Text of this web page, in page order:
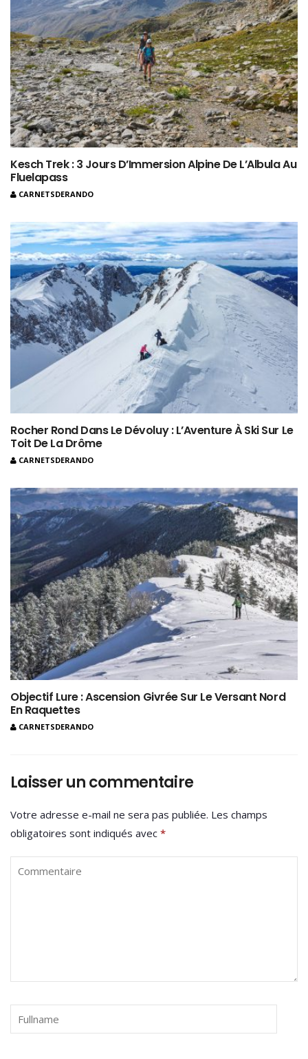
Kesch Trek : 3 Jours D’Immersion Alpine De L’Albula Au
Fluelapass
CARNETSDERANDO
Rocher Rond Dans Le Dévoluy : L’Aventure À Ski Sur Le
Toit De La Drôme
CARNETSDERANDO
Objectif Lure : Ascension Givrée Sur Le Versant Nord
En Raquettes
CARNETSDERANDO
Laisser un commentaire
Votre adresse e-mail ne sera pas publiée. Les champs
obligatoires sont indiqués avec *